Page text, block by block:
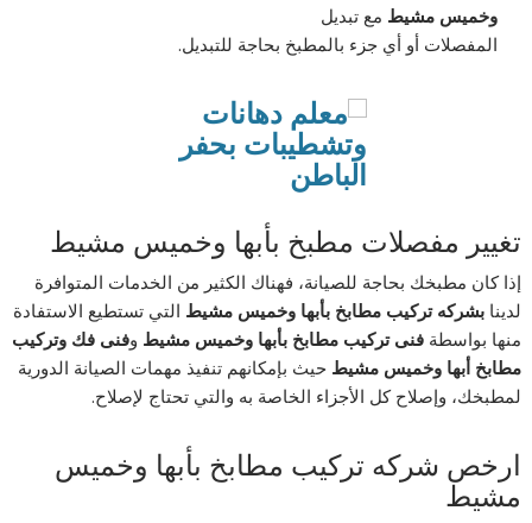
وخميس مشيط مع تبديل
المفصلات أو أي جزء بالمطبخ بحاجة للتبديل.
تغيير مفصلات مطبخ بأبها وخميس مشيط
إذا كان مطبخك بحاجة للصيانة، فهناك الكثير من الخدمات المتوافرة
لدينابشركه تركيب مطابخ بأبها وخميس مشيط التي تستطيع الاستفادة
منها بواسطةفنى تركيب مطابخ بأبها وخميس مشيط وفنى فك وتركيب
مطابخ أبها وخميس مشيط حيث بإمكانهم تنفيذ مهمات الصيانة الدورية
لمطبخك، وإصلاح كل الأجزاء الخاصة به والتي تحتاج لإصلاح.
ارخص شركه تركيب مطابخ بأبها وخميس
مشيط